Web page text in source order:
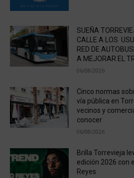
SUEÑA
CALLE A LOS
RED DE
A MEJORAR EL
06/08/2026
Cinco normas
vía pública en
vecinos y
conocer
06/08/2026
Brilla Torrevieja
edición 2026 con
Reyes